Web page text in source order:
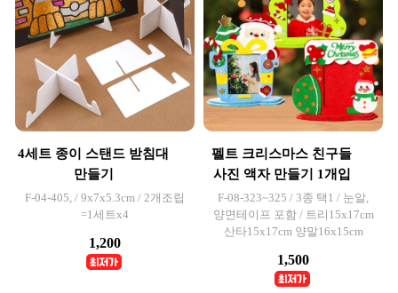
4세트 종이 스탠드 받침대
만들기
F-04-405, / 9x7x5.3cm / 2개조립
=1세트x4
1,200
펠트 크리스마스 친구들
사진 액자 만들기 1개입
F-08-323~325 / 3종 택1 / 눈알,
양면테이프 포함 / 트리15x17cm
산타15x17cm 양말16x15cm
1,500